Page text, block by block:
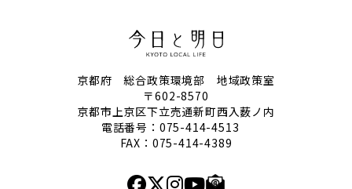
京都府 総合政策環境部 地域政策室
〒602-8570
京都市上京区下立売通新町西入薮ノ内
電話番号： 075-414-4513
FAX：075-414-4389